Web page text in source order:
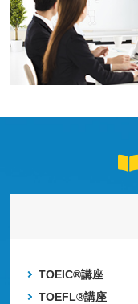
TOEIC®講座
TOEFL®講座